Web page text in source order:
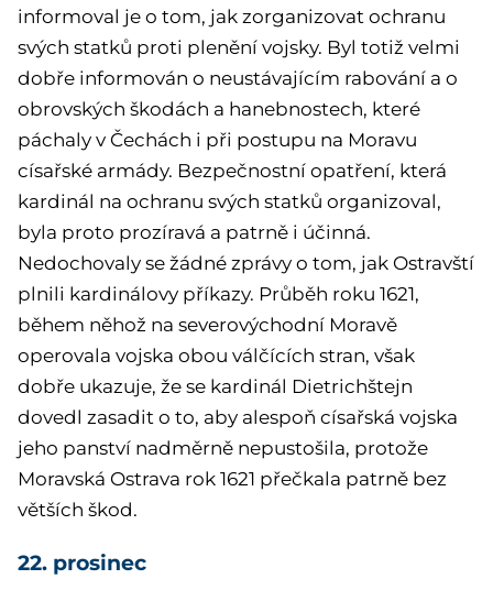
informoval je o tom, jak zorganizovat ochranu
svých statků proti plenění vojsky. Byl totiž velmi
dobře informován o neustávajícím rabování a o
obrovských škodách a hanebnostech, které
páchaly v Čechách i při postupu na Moravu
císařské armády. Bezpečnostní opatření, která
kardinál na ochranu svých statků organizoval,
byla proto prozíravá a patrně i účinná.
Nedochovaly se žádné zprávy o tom, jak Ostravští
plnili kardinálovy příkazy. Průběh roku 1621,
během něhož na severovýchodní Moravě
operovala vojska obou válčících stran, však
dobře ukazuje, že se kardinál Dietrichštejn
dovedl zasadit o to, aby alespoň císařská vojska
jeho panství nadměrně nepustošila, protože
Moravská Ostrava rok 1621 přečkala patrně bez
větších škod.
22. prosinec